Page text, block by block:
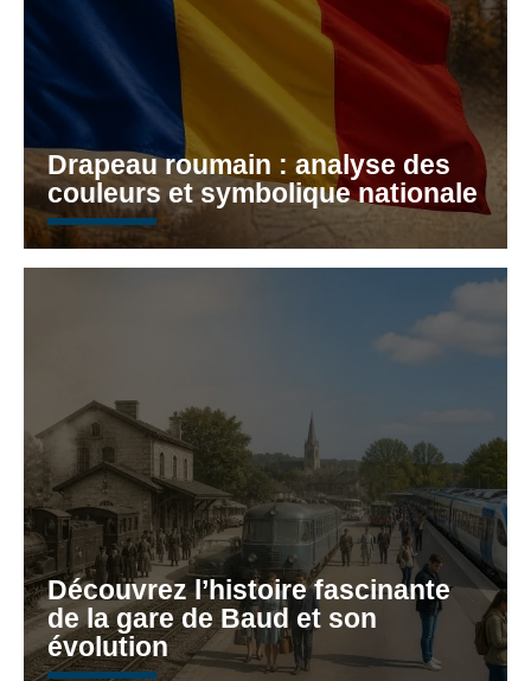
Drapeau roumain : analyse des
couleurs et symbolique nationale
Découvrez l’histoire fascinante
de la gare de Baud et son
évolution